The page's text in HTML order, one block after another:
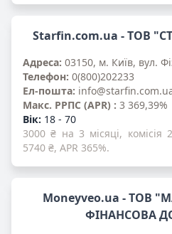
Starfin.com.ua - ТОВ
Адреса: 03150, м. Київ, вул.
Телефон: 0(800)202233
Ел-пошта:
Mакс. PPПС (APR) : 3 369,39%
Вік: 18 - 70
3000 ₴ на 3 місяці, комісія
5740 ₴, APR 365%.
Moneyveo.ua - ТОВ
ФІНАНСОВА